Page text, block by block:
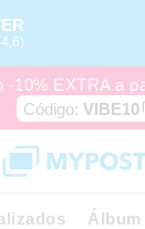
-10% EXTRA a
Código: VIBE10